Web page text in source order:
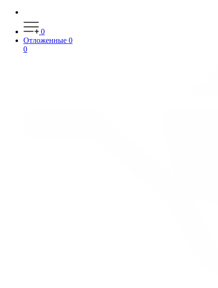
0
Отложенные 0
0